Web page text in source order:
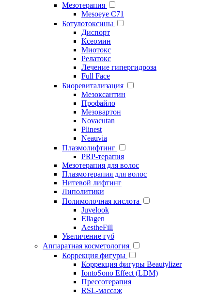
Мезотерапия
Mesoeye C71
Ботулотоксины
Диспорт
Ксеомин
Миотокс
Релатокс
Лечение гипергидроза
Full Face
Биоревитализация
Мезоксантин
Профайло
Мезовартон
Novacutan
Plinest
Neauvia
Плазмолифтинг
PRP-терапия
Мезотерапия для волос
Плазмотерапия для волос
Нитевой лифтинг
Липолитики
Полимолочная кислота
Juvelook
Ellagen
AestheFill
Увеличение губ
Аппаратная косметология
Коррекция фигуры
Коррекция фигуры Beautylizer
IontoSono Effect (LDM)
Прессотерапия
RSL-массаж